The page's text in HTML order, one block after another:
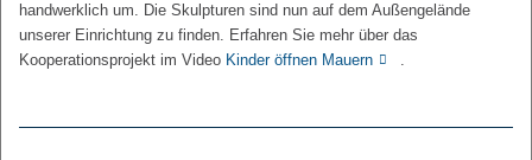
handwerklich um. Die Skulpturen sind nun auf dem Außengelände
unserer Einrichtung zu finden. Erfahren Sie mehr über das
Kooperationsprojekt im Video Kinder öffnen Mauern .